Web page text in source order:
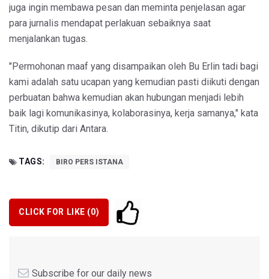
juga ingin membawa pesan dan meminta penjelasan agar
para jurnalis mendapat perlakuan sebaiknya saat
menjalankan tugas.
"Permohonan maaf yang disampaikan oleh Bu Erlin tadi bagi
kami adalah satu ucapan yang kemudian pasti diikuti dengan
perbuatan bahwa kemudian akan hubungan menjadi lebih
baik lagi komunikasinya, kolaborasinya, kerja samanya," kata
Titin, dikutip dari Antara.
TAGS: BIRO PERS ISTANA
CLICK FOR LIKE (0)
Subscribe for our daily news